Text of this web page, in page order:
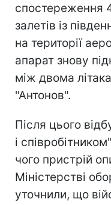
спостереження
залетів із
на території
апарат знову
між двома
"Антонов".
Після цього
і
чого пристрій
Міністерстві
уточнили, що